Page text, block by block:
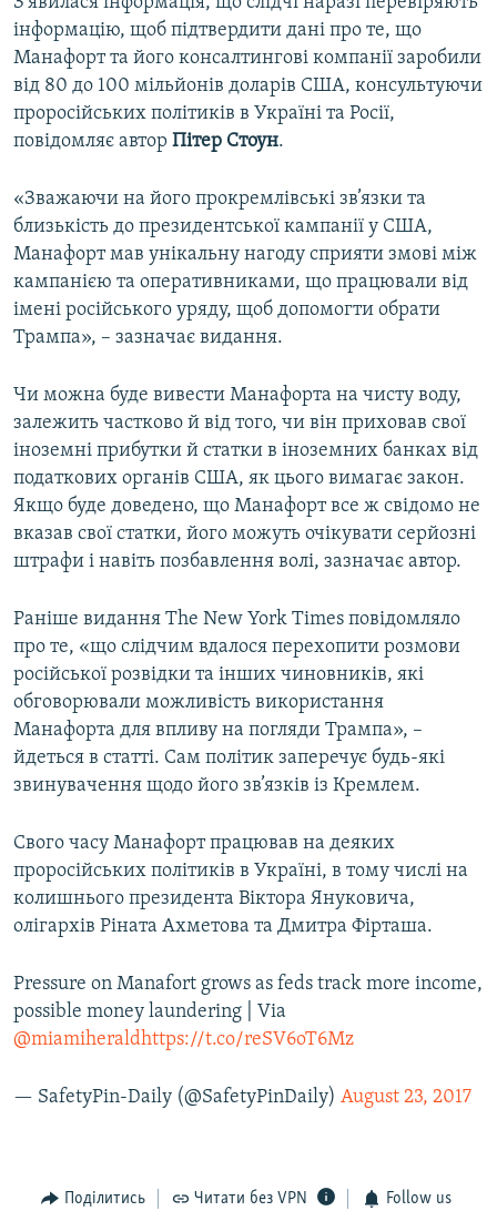
інформацію, щоб підтвердити дані про те, що
Манафорт та його консалтингові компанії заробили
від 80 до 100 мільйонів доларів США, консультуючи
проросійських політиків в Україні та Росії,
повідомляє автор Пітер Стоун.
«Зважаючи на його прокремлівські зв’язки та
близькість до президентської кампанії у США,
Манафорт мав унікальну нагоду сприяти змові між
кампанією та оперативниками, що працювали від
імені російського уряду, щоб допомогти обрати
Трампа», – зазначає видання.
Чи можна буде вивести Манафорта на чисту воду,
залежить частково й від того, чи він приховав свої
іноземні прибутки й статки в іноземних банках від
податкових органів США, як цього вимагає закон.
Якщо буде доведено, що Манафорт все ж свідомо не
вказав свої статки, його можуть очікувати серйозні
штрафи і навіть позбавлення волі, зазначає автор.
Раніше видання The New York Times повідомляло
про те, «що слідчим вдалося перехопити розмови
російської розвідки та інших чиновників, які
обговорювали можливість використання
Манафорта для впливу на погляди Трампа», –
йдеться в статті. Сам політик заперечує будь-які
звинувачення щодо його зв’язків із Кремлем.
Свого часу Манафорт працював на деяких
проросійських політиків в Україні, в тому числі на
колишнього президента Віктора Януковича,
олігархів Ріната Ахметова та Дмитра Фірташа.
Pressure on Manafort grows as feds track more income,
possible money laundering | Via
@miamiheraldhttps://t.co/reSV6oT6Mz
— SafetyPin-Daily (@SafetyPinDaily) August 23, 2017
Поділитись Читати без VPN Follow us